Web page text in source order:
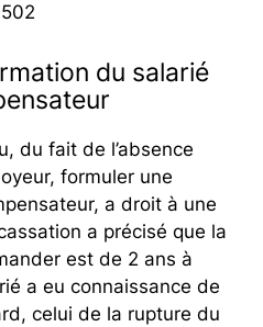
du salarié
du fait de l’absence
formuler une
a droit à une
a précisé que la
est de 2 ans à
a eu connaissance de
celui de la rupture du